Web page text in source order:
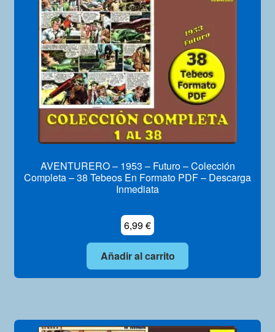
Mi Cuenta
AVENTURERO – 1953 – Futuro – Colección
Completa – 38 Tebeos En Formato PDF – Descarga
Inmediata
6,99€
Añadir al carrito